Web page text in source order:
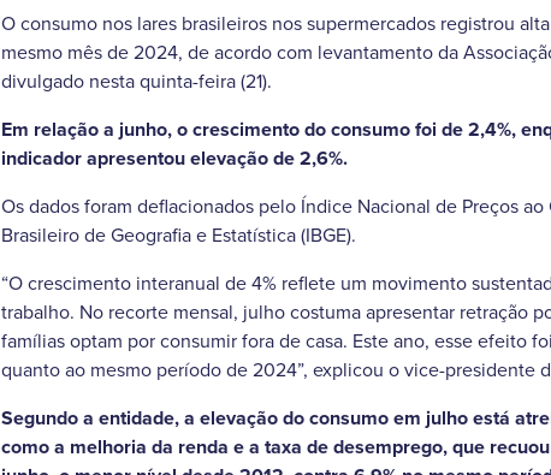
O consumo nos lares brasileiros nos supermercados registrou
mesmo mês de 2024, de acordo com levantamento da
divulgado nesta quinta-feira (21).
Em relação a junho, o crescimento do consumo foi de 2,4%,
indicador apresentou elevação de 2,6%.
Os dados foram deflacionados pelo Índice Nacional de Preços
Brasileiro de Geografia e Estatística (IBGE).
“O crescimento interanual de 4% reflete um movimento
trabalho. No recorte mensal, julho costuma apresentar retração
famílias optam por consumir fora de casa. Este ano, esse efeito
quanto ao mesmo período de 2024”, explicou o vice-presidente
Segundo a entidade, a elevação do consumo em julho está
como a melhoria da renda e a taxa de desemprego, que